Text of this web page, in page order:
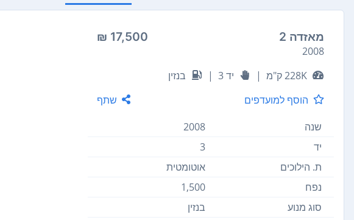
מאזדה 2 17,500 ₪
2008
228K ק"מ
| יד 3 |
בנזין
הוסף למועדפים
שתף
שנה
2008
יד
3
ת. הילוכים
אוטומטית
נפח
1,500
סוג מנוע
בנזין